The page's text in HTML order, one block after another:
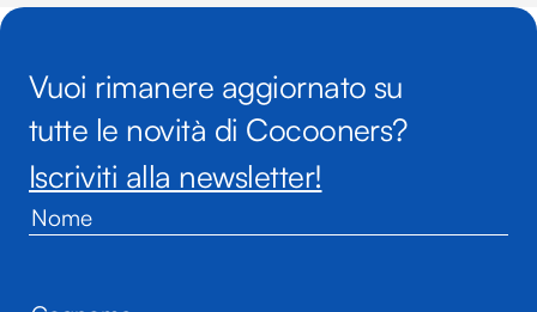
Vuoi rimanere aggiornato su
tutte le novità di Cocooners?
Iscriviti alla newsletter!